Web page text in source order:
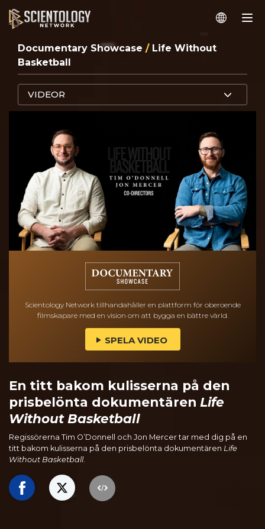
Documentary Showcase / Life Without
Basketball
VIDEOR
Scientology Network tillhandahåller en plattform för oberoende
filmskapare med en vision om att bygga en bättre värld.
SPELA VIDEO
En titt bakom kulisserna på den
prisbelönta dokumentären Life
Without Basketball
Regissörerna Tim O’Donnell och Jon Mercer tar med dig på en
titt bakom kulisserna på den prisbelönta dokumentären Life
Without Basketball.